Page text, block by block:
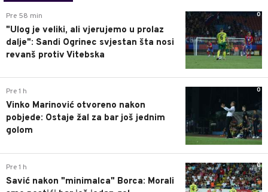
0
Pre 58 min
"Ulog je veliki, ali vjerujemo u prolaz
dalje": Sandi Ogrinec svjestan šta nosi
revanš protiv Vitebska
0
Pre 1 h
Vinko Marinović otvoreno nakon
pobjede: Ostaje žal za bar još jednim
golom
0
Pre 1 h
Savić nakon "minimalca" Borca: Morali